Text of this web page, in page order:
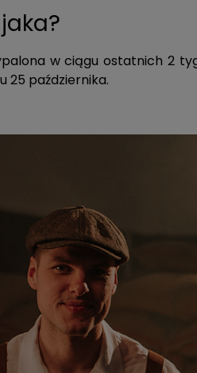
w ciągu ostatnich 2
25 października.